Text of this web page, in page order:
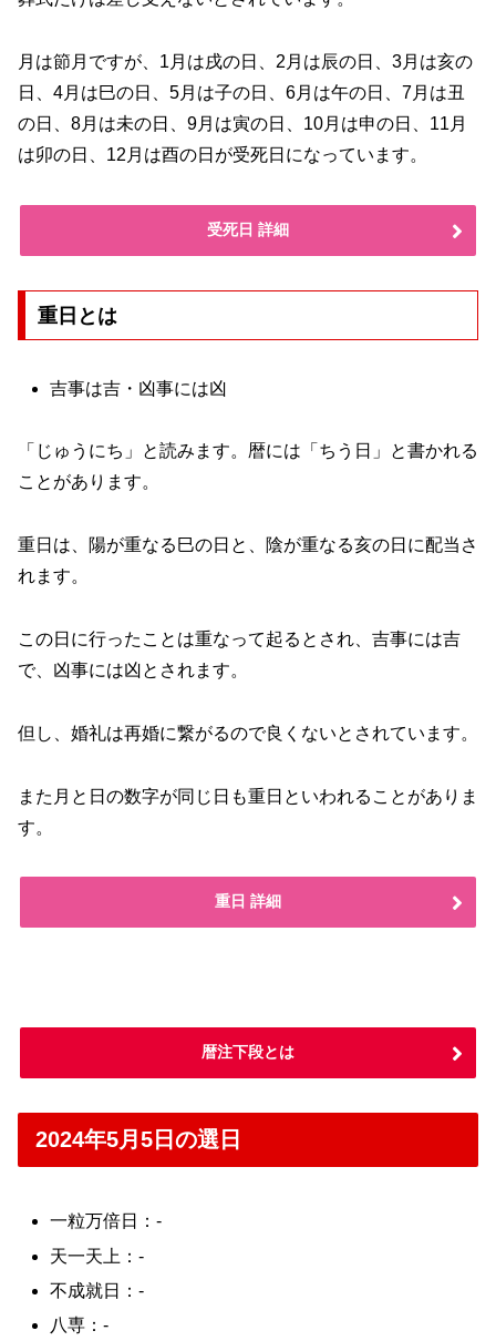
月は節月ですが、1月は戌の日、2月は辰の日、3月は亥の
日、4月は巳の日、5月は子の日、6月は午の日、7月は丑
の日、8月は未の日、9月は寅の日、10月は申の日、11月
は卯の日、12月は酉の日が受死日になっています。
受死日 詳細
重日とは
吉事は吉・凶事には凶
「じゅうにち」と読みます。暦には「ちう日」と書かれる
ことがあります。
重日は、陽が重なる巳の日と、陰が重なる亥の日に配当さ
れます。
この日に行ったことは重なって起るとされ、吉事には吉
で、凶事には凶とされます。
但し、婚礼は再婚に繋がるので良くないとされています。
また月と日の数字が同じ日も重日といわれることがありま
す。
重日 詳細
暦注下段とは
2024年5月5日の選日
一粒万倍日：-
天一天上：-
不成就日：-
八専：-